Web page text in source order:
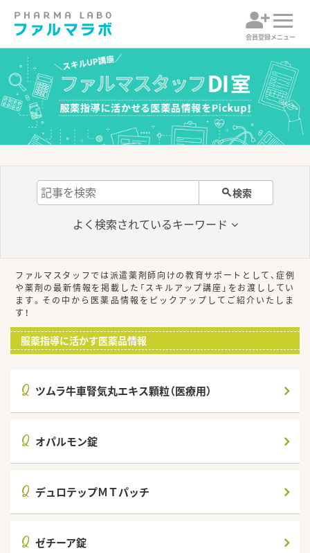
会員登録メニュー
検索
よく検索されているキーワード
ファルマスタッフでは派遣薬剤師向けの教育サポートとして、症例
や薬剤の最新情報を掲載した「スキルアップ講座」をお渡ししてい
ます。その中から医薬品情報をピックアップしてご紹介いたしま
す！
服薬指導に活かす医薬品情報
Q ツムラ牛車腎気丸エキス顆粒（医療用）
Q オパルモン錠
Q デュロテップＭＴパッチ
Q ゼチーア錠